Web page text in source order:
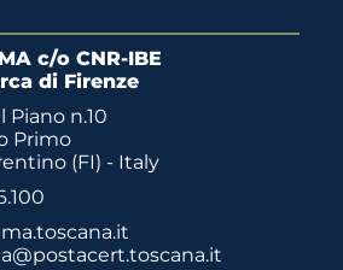
c/o CNR-IBE
di Firenze
Piano n.10
Primo
(FI) - Italy